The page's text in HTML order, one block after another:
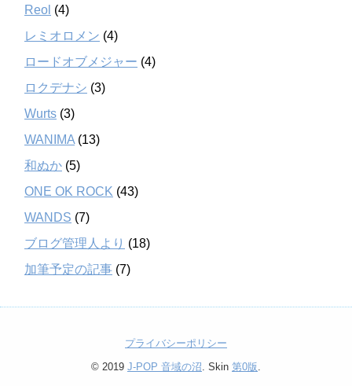
Reol (4)
レミオロメン (4)
ロードオブメジャー (4)
ロクデナシ (3)
Wurts (3)
WANIMA (13)
和ぬか (5)
ONE OK ROCK (43)
WANDS (7)
ブログ管理人より (18)
加筆予定の記事 (7)
プライバシーポリシー
© 2019 J-POP 音域の沼 . Skin 第0版